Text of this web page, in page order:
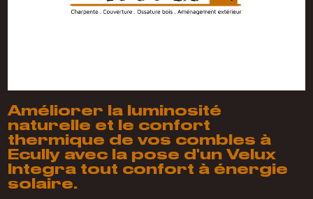
Améliorer la luminosité
naturelle et le confort
thermique de vos combles à
Ecully avec la pose d'un Velux
Integra tout confort à énergie
solaire.